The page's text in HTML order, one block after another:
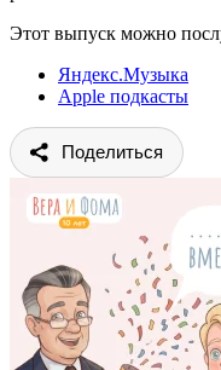
Этот выпуск можно
Яндекс.Музыка
Apple подкасты
Поделиться